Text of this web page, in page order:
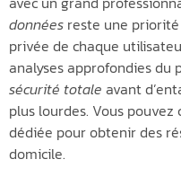
données reste une
privée de chaque
analyses approfondies
sécurité totale avant
plus lourdes. Vous
dédiée pour obtenir des
domicile.